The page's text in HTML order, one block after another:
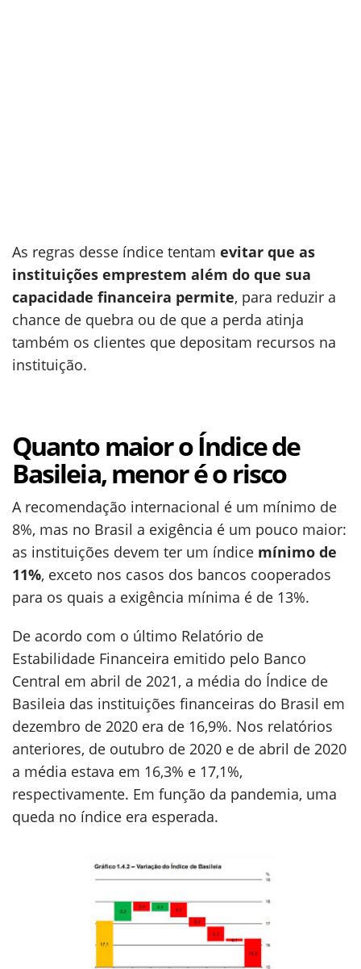
As regras desse índice tentam evitar que as
instituições emprestem além do que sua
capacidade financeira permite, para reduzir a
chance de quebra ou de que a perda atinja
também os clientes que depositam recursos na
instituição.
Quanto maior o Índice de
Basileia, menor é o risco
A recomendação internacional é um mínimo de
8%, mas no Brasil a exigência é um pouco maior:
as instituições devem ter um índice mínimo de
11%, exceto nos casos dos bancos cooperados
para os quais a exigência mínima é de 13%.
De acordo com o último Relatório de
Estabilidade Financeira emitido pelo Banco
Central em abril de 2021, a média do Índice de
Basileia das instituições financeiras do Brasil em
dezembro de 2020 era de 16,9%. Nos relatórios
anteriores, de outubro de 2020 e de abril de 2020
a média estava em 16,3% e 17,1%,
respectivamente. Em função da pandemia, uma
queda no índice era esperada.